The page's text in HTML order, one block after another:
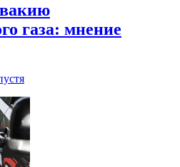
газа: мнение